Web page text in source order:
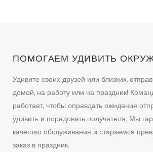
ПОМОГАЕМ УДИВИТЬ
Удивите своих друзей или близких,
домой, на работу или на праздник!
работает, чтобы оправдать ожидания
удивить и порадовать получателя. Мы
качество обслуживания и стараемся
заказ в праздник.